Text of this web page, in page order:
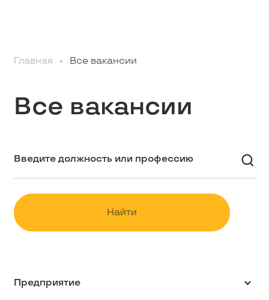
Студентам
Школьникам
Контакты
Главная Все вакансии
Все вакансии
Найти
Предприятие